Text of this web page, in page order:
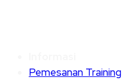
Pemesanan Training